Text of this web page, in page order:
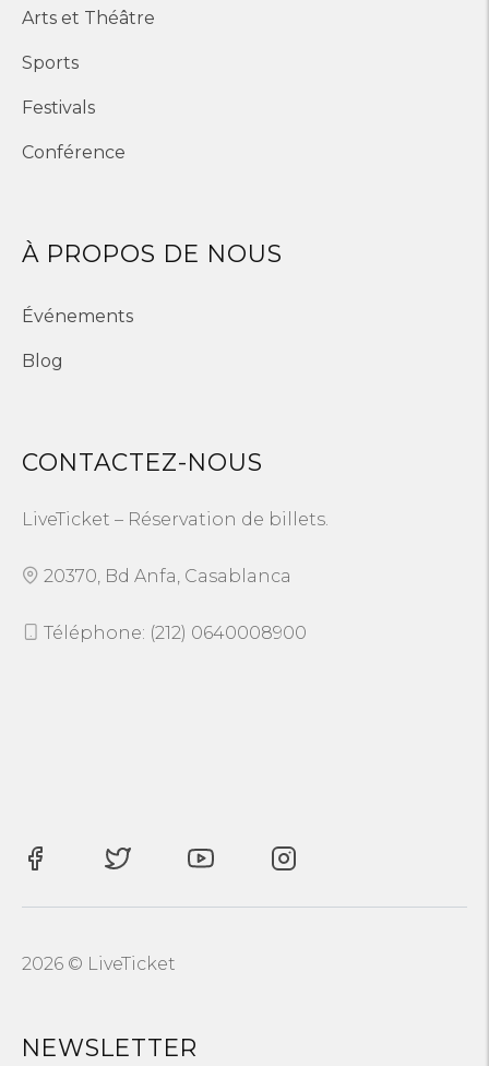
Arts et Théâtre
Sports
Festivals
Conférence
À PROPOS DE NOUS
Événements
Blog
CONTACTEZ-NOUS
LiveTicket – Réservation de billets.
20370, Bd Anfa, Casablanca
Téléphone: (212) 0640008900
2026 © LiveTicket
NEWSLETTER